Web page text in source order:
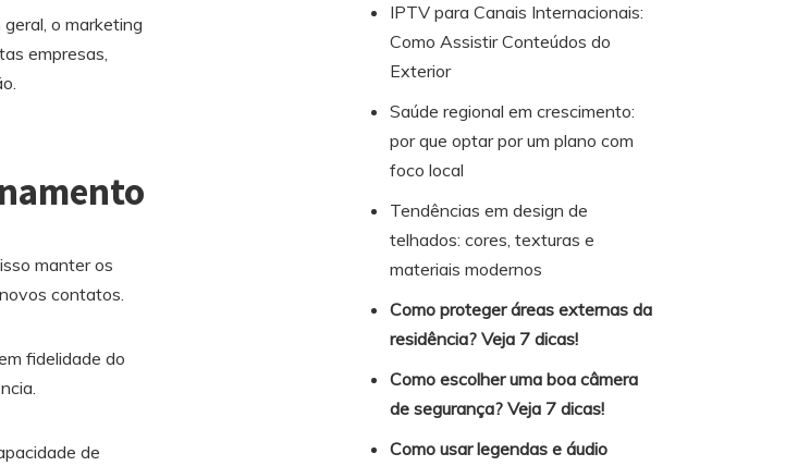
o marketing
empresas,
manter os
contatos.
fidelidade do
de
IPTV para Canais Internacionais:
Como Assistir Conteúdos do
Exterior
Saúde regional em crescimento:
por que optar por um plano com
foco local
Tendências em design de
telhados: cores, texturas e
materiais modernos
Como proteger áreas externas da
residência? Veja 7 dicas!
Como escolher uma boa câmera
de segurança? Veja 7 dicas!
Como usar legendas e áudio